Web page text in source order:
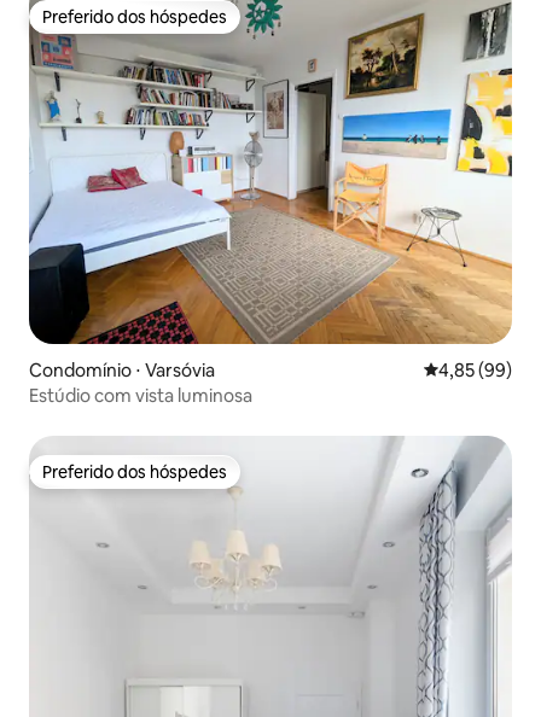
Preferido dos hóspedes
Preferido dos hóspedes
Condomínio ⋅ Varsóvia 4,85 de uma
4,85 (99)
Estúdio com vista luminosa
Preferido dos hóspedes
Preferido dos hóspedes